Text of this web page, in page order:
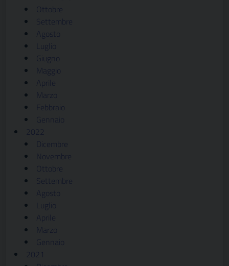
Ottobre
Settembre
Agosto
Luglio
Giugno
Maggio
Aprile
Marzo
Febbraio
Gennaio
2022
Dicembre
Novembre
Ottobre
Settembre
Agosto
Luglio
Aprile
Marzo
Gennaio
2021